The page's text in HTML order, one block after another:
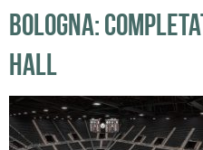
BOLOGNA:
HALL